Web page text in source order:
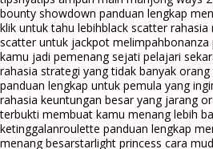
bounty showdown panduan lengkap
klik untuk tahu lebihblack scatter
scatter untuk jackpot melimpahbonanza
kamu jadi pemenang sejati pelajari
rahasia strategi yang tidak banyak orang
panduan lengkap untuk pemula yang
rahasia keuntungan besar yang jarang
terbukti membuat kamu menang lebih
ketinggalanroulette panduan lengkap
menang besarstarlight princess cara